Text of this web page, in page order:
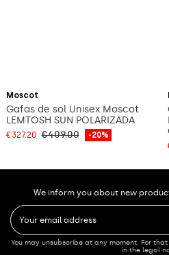
Moscot
Gafas de sol Unisex Moscot
LEMTOSH SUN POLARIZADA
€327.20 €409.00 -20%
We inform you about new
You may unsubscribe at any moment. For
in the legal